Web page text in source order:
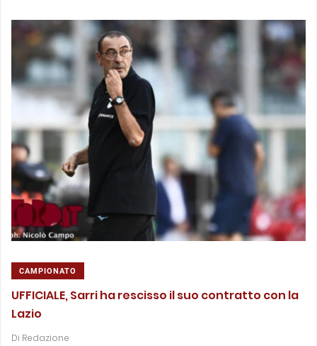
CAMPIONATO
UFFICIALE, Sarri ha rescisso il suo contratto con la
Lazio
Di Redazione